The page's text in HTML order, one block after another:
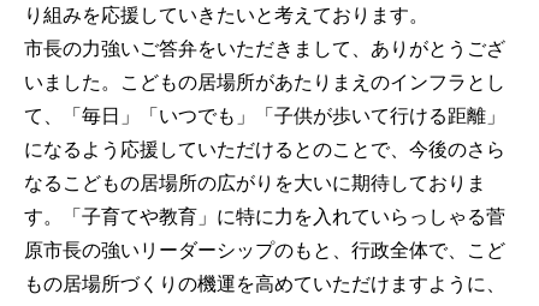
り組みを応援していきたいと考えております。
市長の力強いご答弁をいただきまして、ありがとうござ
いました。こどもの居場所があたりまえのインフラとし
て、「毎日」「いつでも」「子供が歩いて行ける距離」
になるよう応援していただけるとのことで、今後のさら
なるこどもの居場所の広がりを大いに期待しておりま
す。「子育てや教育」に特に力を入れていらっしゃる菅
原市長の強いリーダーシップのもと、行政全体で、こど
もの居場所づくりの機運を高めていただけますように、